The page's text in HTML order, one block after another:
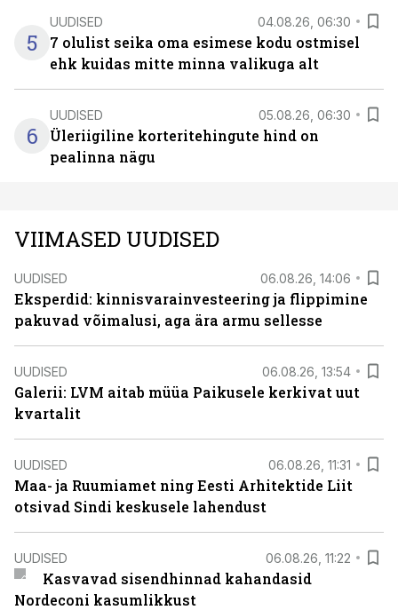
5
UUDISED 04.08.26, 06:30
7 olulist seika oma esimese kodu ostmisel
ehk kuidas mitte minna valikuga alt
6
UUDISED 05.08.26, 06:30
Üleriigiline korteritehingute hind on
pealinna nägu
VIIMASED UUDISED
UUDISED 06.08.26, 14:06
Eksperdid: kinnisvarainvesteering ja flippimine
pakuvad võimalusi, aga ära armu sellesse
UUDISED 06.08.26, 13:54
Galerii: LVM aitab müüa Paikusele kerkivat uut
kvartalit
UUDISED 06.08.26, 11:31
Maa- ja Ruumiamet ning Eesti Arhitektide Liit
otsivad Sindi keskusele lahendust
UUDISED 06.08.26, 11:22
Kasvavad sisendhinnad kahandasid
Nordeconi kasumlikkust